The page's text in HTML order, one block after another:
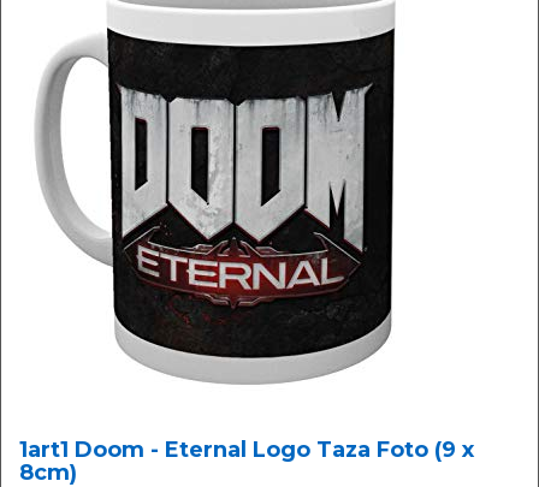
1art1 Doom - Eternal Logo Taza Foto (9 x
8cm)